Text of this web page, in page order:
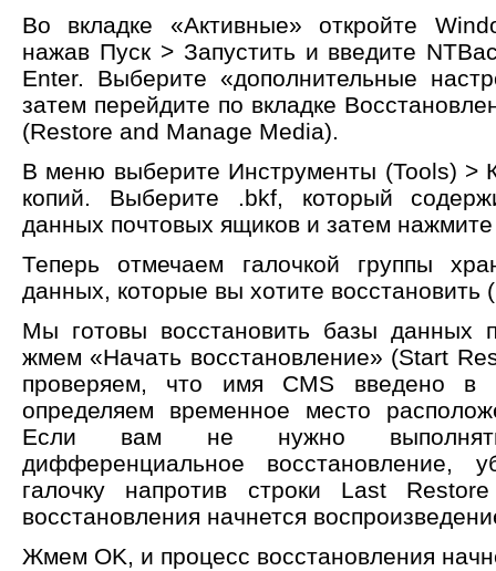
Во вкладке «Активные» откройте
нажав Пуск > Запустить и введите
Enter. Выберите «дополнительные
затем перейдите по вкладке
(Restore and Manage Media).
В меню выберите Инструменты (Tools) >
копий. Выберите .bkf, который
данных почтовых ящиков и затем
Теперь отмечаем галочкой группы
данных, которые вы хотите восстановить
Мы готовы восстановить базы данных
жмем «Начать восстановление» (Start
проверяем, что имя CMS введено в
определяем временное место
Если вам не нужно
дифференциальное восстановление,
галочку напротив строки Last
восстановления начнется
Жмем OK, и процесс восстановления